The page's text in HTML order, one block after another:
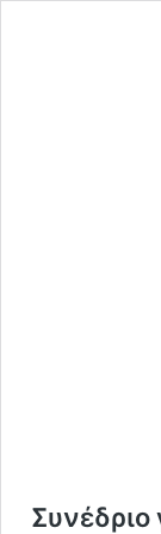
Συνέδριο